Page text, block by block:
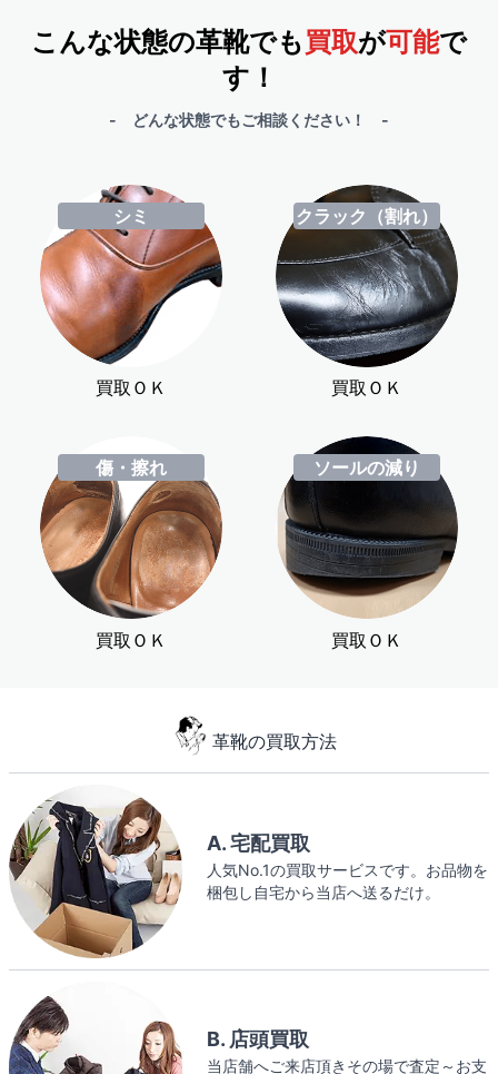
こんな状態の革靴でも買取が可能で
す！
- どんな状態でもご相談ください！ -
シミ
買取ＯＫ
クラック（割れ）
買取ＯＫ
傷・擦れ
買取ＯＫ
ソールの減り
買取ＯＫ
革靴の買取方法
A. 宅配買取
人気No.1の買取サービスです。お品物を
梱包し自宅から当店へ送るだけ。
B. 店頭買取
当店舗へご来店頂きその場で査定～お支